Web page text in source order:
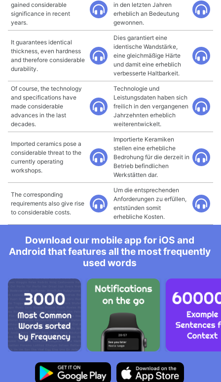
gained considerable
significance in recent
years.
in den letzten Jahren
erheblich an Bedeutung
gewonnen.
It guarantees identical
thickness, even hardness
and therefore considerable
durability.
Dies garantiert eine
identische Wandstärke,
eine gleichmäßige Härte
und damit eine erheblich
verbesserte Haltbarkeit.
Of course, the technology
and specifications have
made considerable
advances in the last
decades.
Technologie und
Leistungsdaten haben sich
freilich in den vergangenen
Jahrzehnten erheblich
weiterentwickelt.
Imported ceramics pose a
considerable threat to the
currently operating
workshops.
Importierte Keramiken
stellen eine erhebliche
Bedrohung für die derzeit in
Betrieb befindlichen
Werkstätten dar.
The corresponding
requirements also give rise
to considerable costs.
Um die entsprechenden
Anforderungen zu erfüllen,
entstünden somit
erhebliche Kosten.
Download our mobile app for iOS and
Android that features all the most frequently
used words